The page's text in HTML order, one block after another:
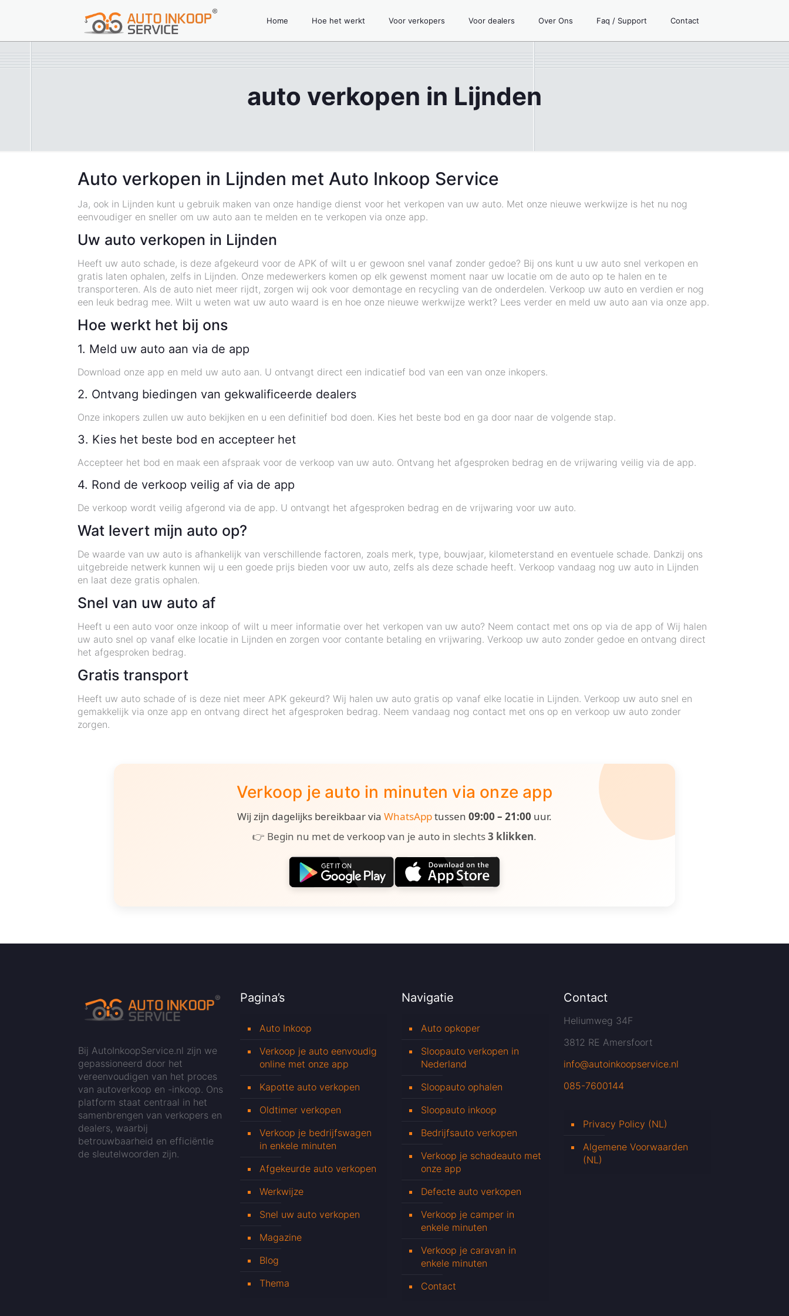
Home Hoe het werkt Voor verkopers Voor dealers Over Ons Faq / Support Contact
auto verkopen in Lijnden
Auto verkopen in Lijnden met Auto Inkoop Service
Ja, ook in Lijnden kunt u gebruik maken van onze handige dienst voor het verkopen van uw auto. Met onze nieuwe werkwijze is het nu nog
eenvoudiger en sneller om uw auto aan te melden en te verkopen via onze app.
Uw auto verkopen in Lijnden
Heeft uw auto schade, is deze afgekeurd voor de APK of wilt u er gewoon snel vanaf zonder gedoe? Bij ons kunt u uw auto snel verkopen en
gratis laten ophalen, zelfs in Lijnden. Onze medewerkers komen op elk gewenst moment naar uw locatie om de auto op te halen en te
transporteren. Als de auto niet meer rijdt, zorgen wij ook voor demontage en recycling van de onderdelen. Verkoop uw auto en verdien er nog
een leuk bedrag mee. Wilt u weten wat uw auto waard is en hoe onze nieuwe werkwijze werkt? Lees verder en meld uw auto aan via onze app.
Hoe werkt het bij ons
1. Meld uw auto aan via de app
Download onze app en meld uw auto aan. U ontvangt direct een indicatief bod van een van onze inkopers.
2. Ontvang biedingen van gekwalificeerde dealers
Onze inkopers zullen uw auto bekijken en u een definitief bod doen. Kies het beste bod en ga door naar de volgende stap.
3. Kies het beste bod en accepteer het
Accepteer het bod en maak een afspraak voor de verkoop van uw auto. Ontvang het afgesproken bedrag en de vrijwaring veilig via de app.
4. Rond de verkoop veilig af via de app
De verkoop wordt veilig afgerond via de app. U ontvangt het afgesproken bedrag en de vrijwaring voor uw auto.
Wat levert mijn auto op?
De waarde van uw auto is afhankelijk van verschillende factoren, zoals merk, type, bouwjaar, kilometerstand en eventuele schade. Dankzij ons
uitgebreide netwerk kunnen wij u een goede prijs bieden voor uw auto, zelfs als deze schade heeft. Verkoop vandaag nog uw auto in Lijnden
en laat deze gratis ophalen.
Snel van uw auto af
Heeft u een auto voor onze inkoop of wilt u meer informatie over het verkopen van uw auto? Neem contact met ons op via de app of Wij halen
uw auto snel op vanaf elke locatie in Lijnden en zorgen voor contante betaling en vrijwaring. Verkoop uw auto zonder gedoe en ontvang direct
het afgesproken bedrag.
Gratis transport
Heeft uw auto schade of is deze niet meer APK gekeurd? Wij halen uw auto gratis op vanaf elke locatie in Lijnden. Verkoop uw auto snel en
gemakkelijk via onze app en ontvang direct het afgesproken bedrag. Neem vandaag nog contact met ons op en verkoop uw auto zonder
zorgen.
Verkoop je auto in minuten via onze app
Wij zijn dagelijks bereikbaar via WhatsApptussen 09:00 – 21:00 uur.
👉 Begin nu met de verkoop van je auto in slechts3 klikken.
Bij AutoInkoopService.nl zijn we
gepassioneerd door het
vereenvoudigen van het proces
van autoverkoop en -inkoop. Ons
platform staat centraal in het
samenbrengen van verkopers en
dealers, waarbij
betrouwbaarheid en efficiëntie
de sleutelwoorden zijn.
Pagina’s
Auto Inkoop
Verkoop je auto eenvoudig
online met onze app
Kapotte auto verkopen
Oldtimer verkopen
Verkoop je bedrijfswagen
in enkele minuten
Afgekeurde auto verkopen
Werkwijze
Snel uw auto verkopen
Magazine
Blog
Thema
Navigatie
Auto opkoper
Sloopauto verkopen in
Nederland
Sloopauto ophalen
Sloopauto inkoop
Bedrijfsauto verkopen
Verkoop je schadeauto met
onze app
Defecte auto verkopen
Verkoop je camper in
enkele minuten
Verkoop je caravan in
enkele minuten
Contact
Contact
Heliumweg 34F
3812 RE Amersfoort
info@autoinkoopservice.nl
085-7600144
Privacy Policy (NL)
Algemene Voorwaarden
(NL)